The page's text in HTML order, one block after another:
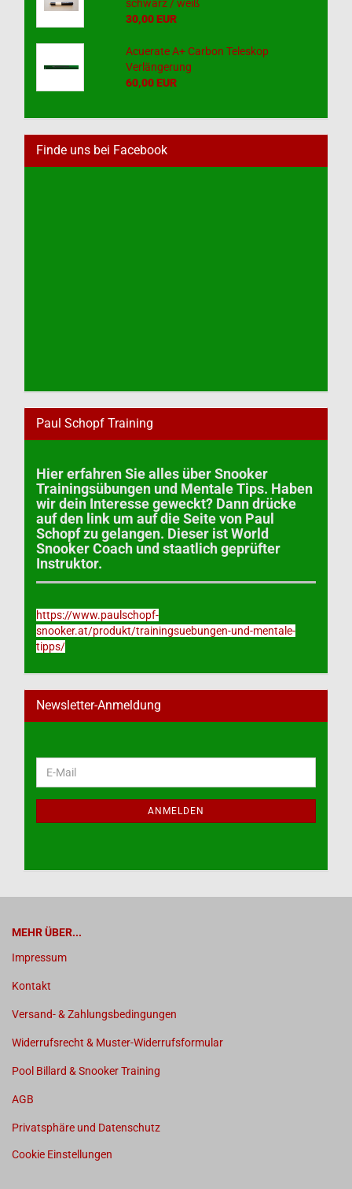
schwarz / weiß
30,00 EUR
Acuerate A+ Carbon Teleskop
Verlängerung
60,00 EUR
Finde uns bei Facebook
Paul Schopf Training
Hier erfahren Sie alles über Snooker
Trainingsübungen und Mentale Tips. Haben
wir dein Interesse geweckt? Dann drücke
auf den link um auf die Seite von Paul
Schopf zu gelangen. Dieser ist World
Snooker Coach und staatlich geprüfter
Instruktor.
https://www.paulschopf-
snooker.at/produkt/trainingsuebungen-und-mentale-
tipps/
Newsletter-Anmeldung
ZUR
E-
Mail
ANMELDEN
MEHR ÜBER...
Impressum
Kontakt
Versand- & Zahlungsbedingungen
Widerrufsrecht & Muster-Widerrufsformular
Pool Billard & Snooker Training
AGB
Privatsphäre und Datenschutz
Cookie Einstellungen